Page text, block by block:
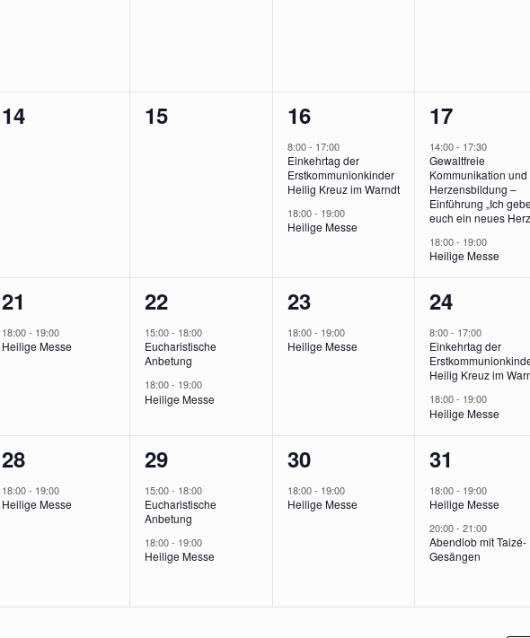
0
14
0
Veranstaltungen,
15
2
Veranstaltungen,
16
8:00- 17:00
Einkehrtag der
Erstkommunionkinder
Heilig Kreuz im Warndt
18:00- 19:00
Heilige Messe
2
17
14:00- 17:30
Gewaltfreie
Kommunikation und
Herzensbildung –
Einführung „Ich gebe
euch ein neues
18:00- 19:00
Heilige Messe
1
Veranstaltung,
21
18:00- 19:00
Heilige Messe
2
Veranstaltungen,
22
15:00- 18:00
Eucharistische
Anbetung
18:00- 19:00
Heilige Messe
1
Veranstaltung,
23
18:00- 19:00
Heilige Messe
2
24
8:00- 17:00
Einkehrtag der
Heilig Kreuz im
18:00- 19:00
Heilige Messe
1
Veranstaltung,
28
18:00- 19:00
Heilige Messe
2
Veranstaltungen,
29
15:00- 18:00
Eucharistische
Anbetung
18:00- 19:00
Heilige Messe
1
Veranstaltung,
30
18:00- 19:00
Heilige Messe
2
31
18:00- 19:00
Heilige Messe
20:00-21:00
Abendlob mit Taizé-
Gesängen